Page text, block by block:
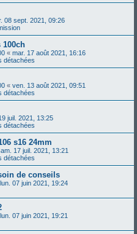
08 sept. 2021, 09:26
100ch
« mar. 17 août 2021, 16:16
détachées
« ven. 13 août 2021, 09:51
détachées
juil. 2021, 13:25
détachées
s16 24mm
17 juil. 2021, 13:21
détachées
de conseils
lun. 07 juin 2021, 19:24
lun. 07 juin 2021, 19:21